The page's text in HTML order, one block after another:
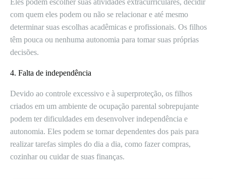
Eles podem escolher suas atividades extracurriculares, decidir
com quem eles podem ou não se relacionar e até mesmo
determinar suas escolhas acadêmicas e profissionais. Os filhos
têm pouca ou nenhuma autonomia para tomar suas próprias
decisões.
4. Falta de independência
Devido ao controle excessivo e à superproteção, os filhos
criados em um ambiente de ocupação parental sobrepujante
podem ter dificuldades em desenvolver independência e
autonomia. Eles podem se tornar dependentes dos pais para
realizar tarefas simples do dia a dia, como fazer compras,
cozinhar ou cuidar de suas finanças.